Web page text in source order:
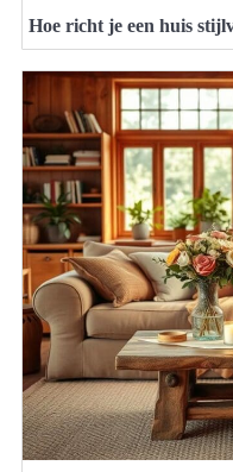
Hoe richt je een huis